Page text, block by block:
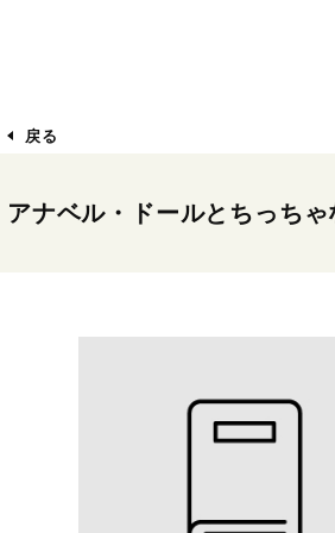
戻る
アナベル・ドールとちっちゃ